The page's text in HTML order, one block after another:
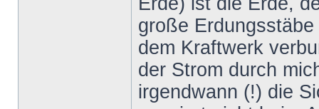
große
dem Kraftwerk
der Strom durch
irgendwann (!) die